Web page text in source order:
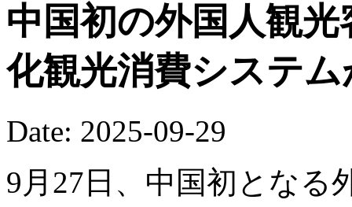
中国初の外国人観
化観光消費システ
Date: 2025-09-29
9月27日、中国初となる